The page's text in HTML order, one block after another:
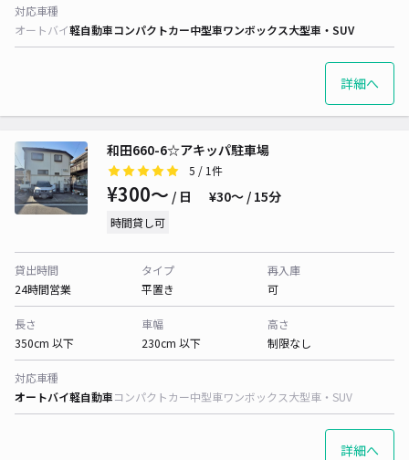
対応車種
オートバイ軽自動車コンパクトカー中型車ワンボックス大型車・SUV
詳細へ
和田660-6☆アキッパ駐車場
5 / 1件
¥300〜 / 日 ¥30〜 / 15分
時間貸し可
貸出時間
24時間営業
タイプ
平置き
再入庫
可
長さ
350cm 以下
車幅
230cm 以下
高さ
制限なし
対応車種
オートバイ軽自動車コンパクトカー中型車ワンボックス大型車・SUV
詳細へ